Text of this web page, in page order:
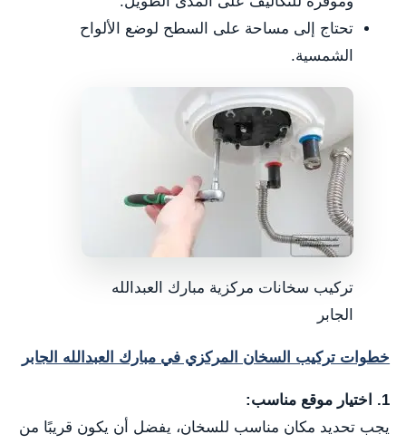
تحتاج إلى مساحة على السطح لوضع الألواح
الشمسية.
تركيب سخانات مركزية مبارك العبدالله
الجابر
خطوات تركيب السخان المركزي في مبارك العبدالله الجابر
1. اختيار موقع مناسب:
يجب تحديد مكان مناسب للسخان، يفضل أن يكون قريبًا من